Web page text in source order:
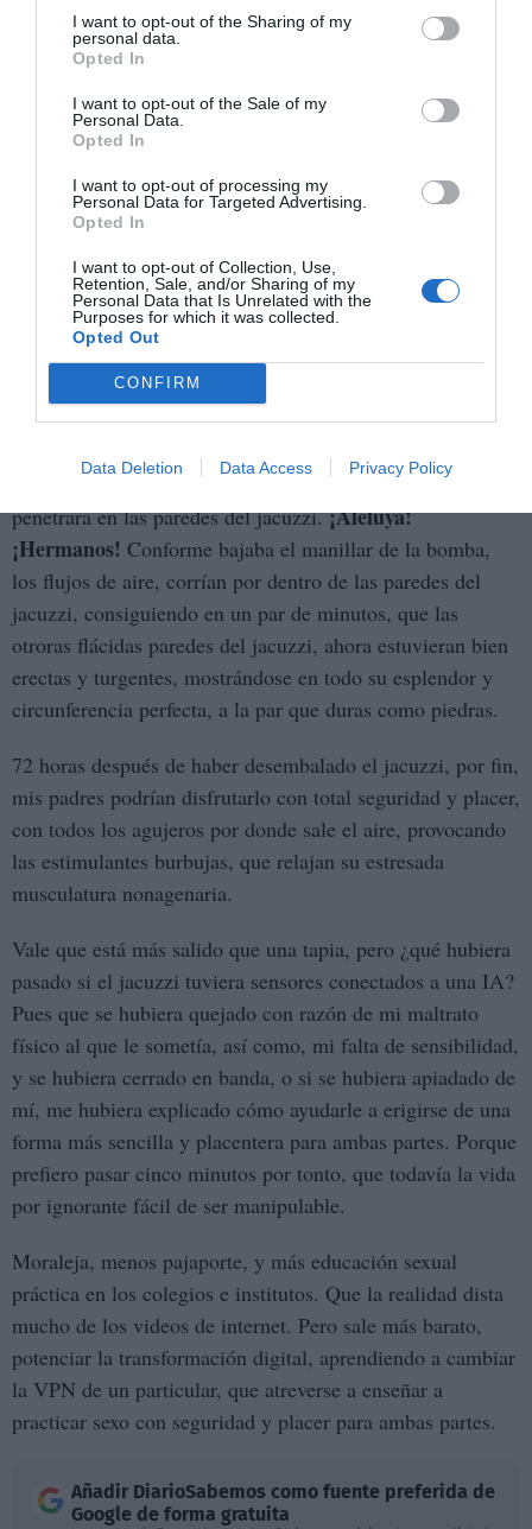
I want to opt-out of the Sharing of my
personal data.
Opted In
I want to opt-out of the Sale of my
Personal Data.
Opted In
I want to opt-out of processing my
Personal Data for Targeted Advertising.
Opted In
I want to opt-out of Collection, Use,
Retention, Sale, and/or Sharing of my
Personal Data that Is Unrelated with the
Purposes for which it was collected.
Opted Out
CONFIRM
Data Deletion Data Access Privacy Policy
quedándose más flácido… ¡Mierda!.
Manoseando la bomba de aire, y tocando todo lo que era
podría ser un pieza movible, descubrí, que en el indicador
de la presión del aire de la bomba, justo en la parte
superior de la misma, se movía como si fuera un tornillo,
y según lo girabas para un lado u otro, aumentaban los
bares de presión del aire que salía por la bomba.
¡Aaaamiiigoooo!Como verás, en las instrucciones no
hacía ni una referencia a este insignificante detalle.
En un nuevo intento, y ya a la desesperada, introduje de
nuevo la boquilla de la manguera de la bomba, y al llegar
al tope, antes de que empezara a salir aire, y bajarse más
el flan, descubrí, que apretando el botón para dentro,
encajaba perfectamente, y dejaba que el aire de la bomba
penetrara en las paredes del jacuzzi.¡Aleluya!
¡Hermanos! Conforme bajaba el manillar de la bomba,
los flujos de aire, corrían por dentro de las paredes del
jacuzzi, consiguiendo en un par de minutos, que las
otroras flácidas paredes del jacuzzi, ahora estuvieran bien
erectas y turgentes, mostrándose en todo su esplendor y
circunferencia perfecta, a la par que duras como piedras.
72 horas después de haber desembalado el jacuzzi, por fin,
mis padres podrían disfrutarlo con total seguridad y placer,
con todos los agujeros por donde sale el aire, provocando
las estimulantes burbujas, que relajan su estresada
musculatura nonagenaria.
Vale que está más salido que una tapia, pero ¿qué hubiera
pasado si el jacuzzi tuviera sensores conectados a una IA?
Pues que se hubiera quejado con razón de mi maltrato
físico al que le sometía, así como, mi falta de sensibilidad,
y se hubiera cerrado en banda, o si se hubiera apiadado de
mí, me hubiera explicado cómo ayudarle a erigirse de una
forma más sencilla y placentera para ambas partes. Porque
prefiero pasar cinco minutos por tonto, que todavía la vida
por ignorante fácil de ser manipulable.
Moraleja, menos pajaporte, y más educación sexual
práctica en los colegios e institutos. Que la realidad dista
mucho de los videos de internet. Pero sale más barato,
potenciar la transformación digital, aprendiendo a cambiar
la VPN de un particular, que atreverse a enseñar a
practicar sexo con seguridad y placer para ambas partes.
Añadir DiarioSabemos como fuente preferida de
Google de forma gratuita